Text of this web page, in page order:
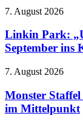
sich
düsteren
Trailer
Linkin
„UNSHATTER“
kommt
Ende
ins
7. August 2026
Linkin Park:
September ins
Monster
4:
Lizzie
Borden
7. August 2026
Monster
im Mittelpunkt